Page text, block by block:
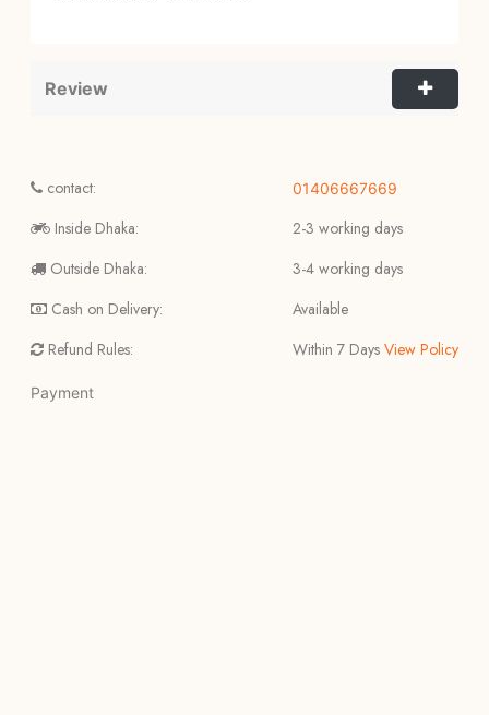
Review
contact:
Inside Dhaka:
Outside Dhaka:
Cash on Delivery:
Refund Rules:
01406667669
2-3 working days
3-4 working days
Available
Within 7 Days View Policy
Payment